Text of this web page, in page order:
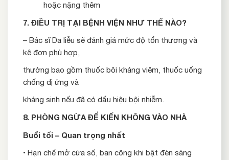
hoặc nặng thêm
7. ĐIỀU TRỊ TẠI BỆNH VIỆN NHƯ THẾ NÀO?
– Bác sĩ Da liễu sẽ đánh giá mức độ tổn thương và
kê đơn phù hợp,
thường bao gồm thuốc bôi kháng viêm, thuốc uống
chống dị ứng và
kháng sinh nếu đã có dấu hiệu bội nhiễm.
8. PHÒNG NGỪA ĐỂ KIẾN KHÔNG VÀO NHÀ
Buổi tối – Quan trọng nhất
• Hạn chế mở cửa sổ, ban công khi bật đèn sáng